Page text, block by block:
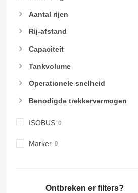
Aantal rijen
Rij-afstand
Capaciteit
Tankvolume
Operationele snelheid
Benodigde trekkervermogen
ISOBUS
Marker
Ontbreken er filters?